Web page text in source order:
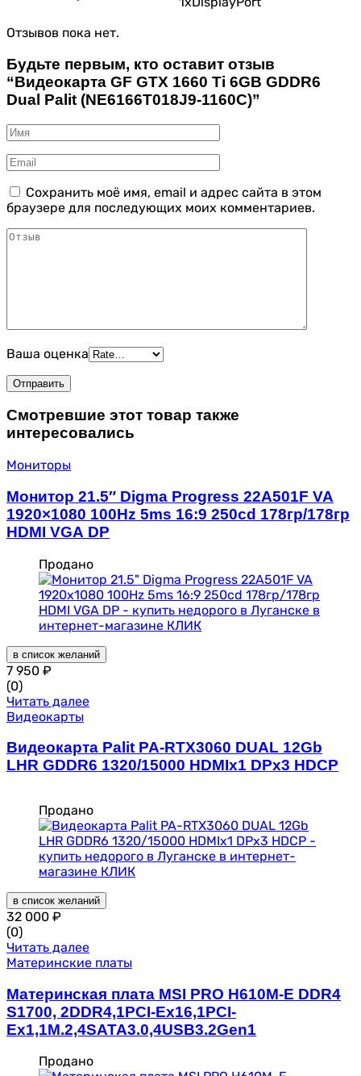
Отзывов пока нет.
Будьте первым, кто оставит отзыв
“Видеокарта GF GTX 1660 Ti 6GB GDDR6
Dual Palit (NE6166T018J9-1160C)”
Сохранить моё имя, email и адрес сайта в этом
браузере для последующих моих комментариев.
Ваша оценка
Смотревшие этот товар также
интересовались
Мониторы
Монитор 21.5″ Digma Progress 22A501F VA
1920×1080 100Hz 5ms 16:9 250cd 178гр/178гр
HDMI VGA DP
Продано
в список желаний
7 950 ₽
(0)
Читать далее
Видеокарты
Видеокарта Palit PA-RTX3060 DUAL 12Gb
LHR GDDR6 1320/15000 HDMIx1 DPx3 HDCP
Продано
в список желаний
32 000 ₽
(0)
Читать далее
Материнские платы
Материнская плата MSI PRO H610M-E DDR4
S1700, 2DDR4,1PCI-Ex16,1PCI-
Ex1,1M.2,4SATA3.0,4USB3.2Gen1
Продано